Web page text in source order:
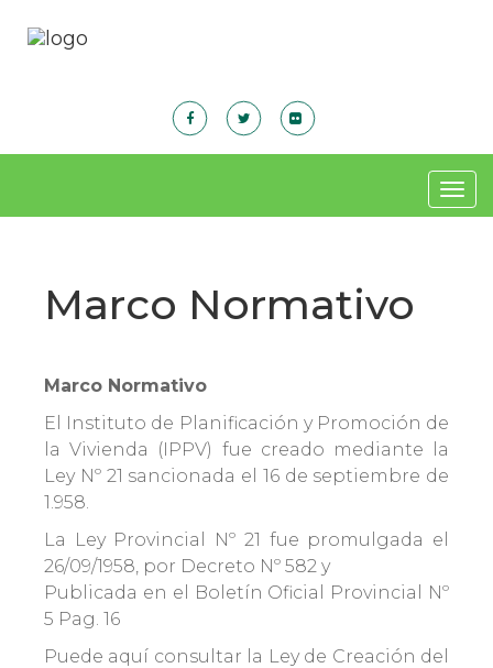
Marco Normativo
Marco Normativo
El Instituto de Planificación y Promoción de
la Vivienda (IPPV) fue creado mediante la
Ley Nº 21 sancionada el 16 de septiembre de
1.958.
La Ley Provincial Nº 21 fue promulgada el
26/09/1958, por Decreto Nº 582 y
Publicada en el Boletín Oficial Provincial Nº
5 Pag. 16
Puede aquí consultar la Ley de Creación del